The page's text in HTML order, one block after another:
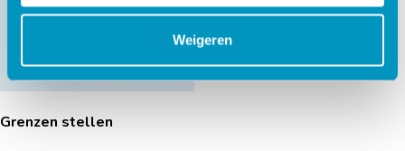
Weigeren
Grenzen stellen